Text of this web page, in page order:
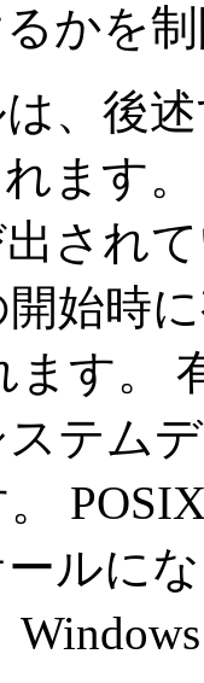
かを
、後
ます
され
始時
ます。
テム
ルに